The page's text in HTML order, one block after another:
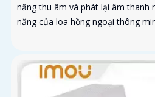
năng thu âm và phát lại âm thanh
năng của loa hồng ngoại thông